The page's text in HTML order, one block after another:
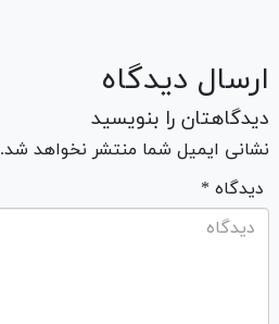
ارسال دیدگاه
دیدگاهتان را بنویسید
نشانی ایمیل شما منتشر نخواهد
* دیدگاه